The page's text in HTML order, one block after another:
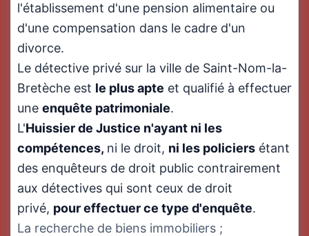
l'établissement d'une pension alimentaire ou
d'une compensation dans le cadre d'un
divorce.
Le détective privé sur la ville de Saint-Nom-la-
Bretèche est le plus apte et qualifié à effectuer
une enquête patrimoniale.
L'Huissier de Justice n'ayant ni les
compétences, ni le droit, ni les policiers étant
des enquêteurs de droit public contrairement
aux détectives qui sont ceux de droit
privé, pour effectuer ce type d'enquête.
La recherche de biens immobiliers ;